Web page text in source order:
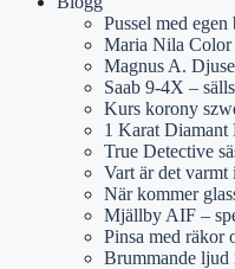
Pussel med
Maria Nila Color
Magnus A.
Saab 9-4X –
Kurs korony
1 Karat Diamant
True Detective
Vart är det varmt
När kommer
Mjällby AIF –
Pinsa med räkor
Brummande ljud